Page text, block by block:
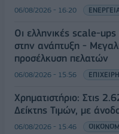
06/08/2026 - 16:20
Οι ελληνικές scale-ups
στην ανάπτυξη -
προσέλκυση πελατών
06/08/2026 - 15:56
Χρηματιστήριο: Στις
Δείκτης Τιμών, με
06/08/2026 - 15:46